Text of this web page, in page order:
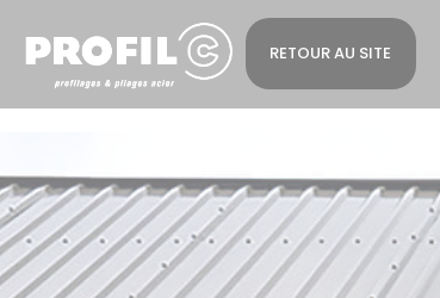
RETOUR AU SITE
Cookies management panel